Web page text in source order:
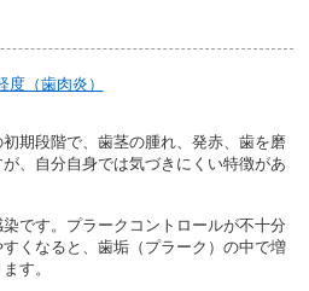
期段階で、歯茎の腫れ、発赤、歯を磨
、自分自身では気づきにくい特徴があ
です。プラークコントロールが不十分
くなると、歯垢（プラーク）の中で増
す。